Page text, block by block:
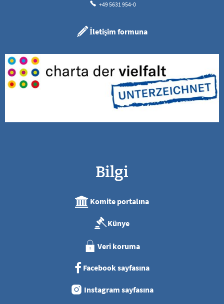
+49 5631 954-0
İletişim formuna
Bilgi
Komite portalına
Künye
Veri koruma
Facebook sayfasına
Instagram sayfasına